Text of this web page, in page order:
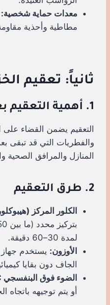
معدات حماية شخصية:
مطاطية وأحذية
ثانياً: تعقيم
1. أهمية التعقيم بعد الغسيل
التعقيم يضمن القضاء على
والفطريات التي قد تبقى
المنازل والمرافق الصحية
2. طرق التعقيم
الكلور المركز
لمدة 30–60 دقيقة.
الأوزون: يستخدم جهاز
الجاف دون بقايا
الضوء فوق البنفسجي UV-C:
أو يتم توجيهه باتجاه